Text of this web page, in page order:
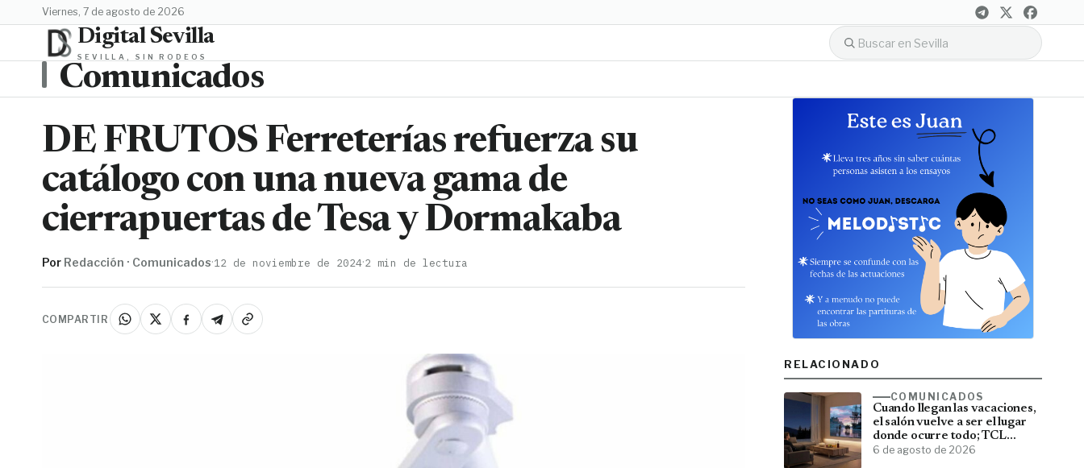
viernes, 7 de agosto de 2026
Digital Sevilla
SEVILLA, SIN RODEOS
Comunicados
DE FRUTOS Ferreterías refuerza su
catálogo con una nueva gama de
cierrapuertas de Tesa y Dormakaba
Por Redacción · Comunicados·12 de noviembre de 2024·2 min de lectura
COMPARTIR
RELACIONADO
COMUNICADOS
Cuando llegan las vacaciones,
el salón vuelve a ser el lugar
donde ocurre todo; TCL
convierte el televisor en el
6 de agosto de 2026